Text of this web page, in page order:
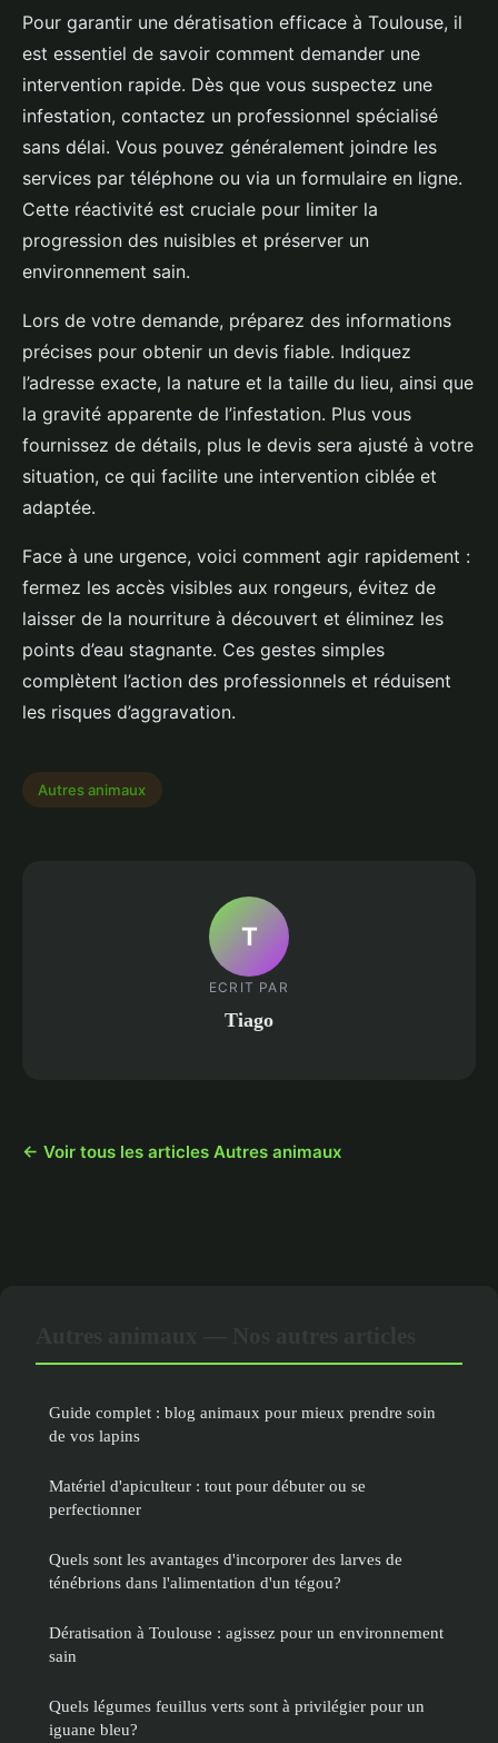
Pour garantir une dératisation efficace à Toulouse, il
est essentiel de savoir comment demander une
intervention rapide. Dès que vous suspectez une
infestation, contactez un professionnel spécialisé
sans délai. Vous pouvez généralement joindre les
services par téléphone ou via un formulaire en ligne.
Cette réactivité est cruciale pour limiter la
progression des nuisibles et préserver un
environnement sain.
Lors de votre demande, préparez des informations
précises pour obtenir un devis fiable. Indiquez
l’adresse exacte, la nature et la taille du lieu, ainsi que
la gravité apparente de l’infestation. Plus vous
fournissez de détails, plus le devis sera ajusté à votre
situation, ce qui facilite une intervention ciblée et
adaptée.
Face à une urgence, voici comment agir rapidement :
fermez les accès visibles aux rongeurs, évitez de
laisser de la nourriture à découvert et éliminez les
points d’eau stagnante. Ces gestes simples
complètent l’action des professionnels et réduisent
les risques d’aggravation.
Autres animaux
T
ECRIT PAR
Tiago
← Voir tous les articles Autres animaux
Guide complet : blog animaux pour mieux prendre soin
de vos lapins
Matériel d'apiculteur : tout pour débuter ou se
perfectionner
Quels sont les avantages d'incorporer des larves de
ténébrions dans l'alimentation d'un tégou?
Dératisation à Toulouse : agissez pour un environnement
sain
Quels légumes feuillus verts sont à privilégier pour un
iguane bleu?